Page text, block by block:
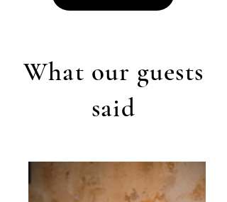
What our guests
said